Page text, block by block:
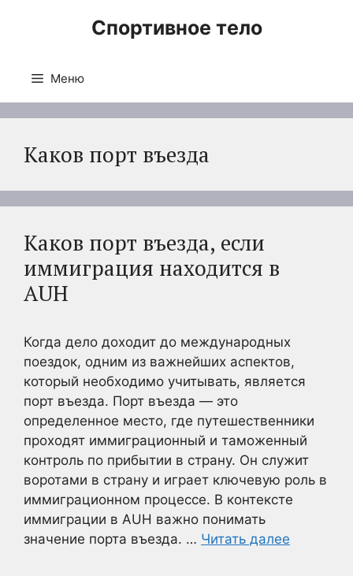
Спортивное тело
Меню
Каков порт въезда
Каков порт въезда, если
иммиграция находится в
AUH
Когда дело доходит до международных
поездок, одним из важнейших аспектов,
который необходимо учитывать, является
порт въезда. Порт въезда — это
определенное место, где путешественники
проходят иммиграционный и таможенный
контроль по прибытии в страну. Он служит
воротами в страну и играет ключевую роль в
иммиграционном процессе. В контексте
иммиграции в AUH важно понимать
значение порта въезда. … Читать далее